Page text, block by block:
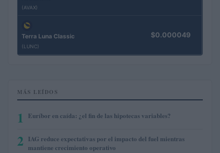
(AVAX)
Terra Luna Classic
(LUNC)
$0.000049
MÁS LEÍDOS
1 Euríbor en caída: ¿el fin de las hipotecas variables?
2 IAG reduce expectativas por el impacto del fuel mientras
mantiene crecimiento operativo